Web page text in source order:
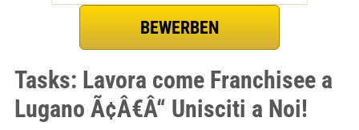
Tasks: Lavora come Franchisee a
Lugano Ã¢Â€Â“ Unisciti a Noi!